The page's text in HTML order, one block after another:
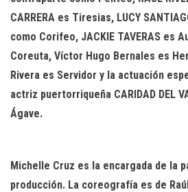
CARRERA es Tiresias, LUCY
como Corifeo, JACKIE TAVERAS es
Coreuta, Víctor Hugo Bernales es
Rivera es Servidor y la actuación
actriz puertorriqueña CARIDAD DEL
Ágave.
Michelle Cruz es la encargada de la
producción. La coreografía es de